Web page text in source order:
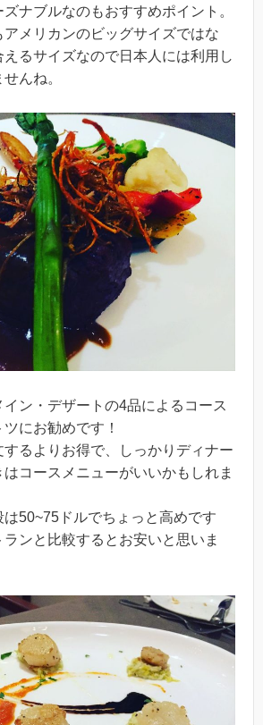
ナブルなのもおすすめポイント。
アメリカンのビッグサイズではな
えるサイズなので日本人には利用し
んね。
ン・デザートの4品によるコース
にお勧めです！
るよりお得で、しっかりディナー
コースメニューがいいかもしれま
は50~75ドルでちょっと高めです
ンと比較するとお安いと思いま